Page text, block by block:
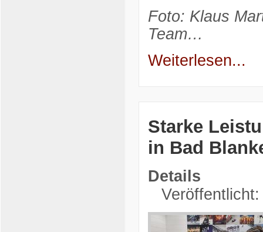
Foto: Klaus
Team…
Weiterlesen...
Starke
in Bad
Details